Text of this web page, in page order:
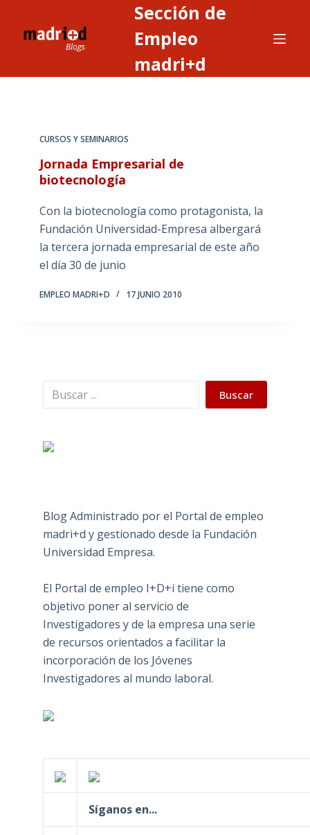
Sección de
Empleo
madri+d
CURSOS Y SEMINARIOS
Jornada Empresarial de
biotecnología
Con la biotecnología como protagonista, la
Fundación Universidad-Empresa albergará
la tercera jornada empresarial de este año
el día 30 de junio
EMPLEO MADRI+D 17 JUNIO 2010
Buscar Buscar
Blog Administrado por el Portal de empleo
madri+d y gestionado desde la Fundación
Universidad Empresa.
El Portal de empleo I+D+i tiene como
objetivo poner al servicio de
Investigadores y de la empresa una serie
de recursos orientados a facilitar la
incorporación de los Jóvenes
Investigadores al mundo laboral.
Síganos en...